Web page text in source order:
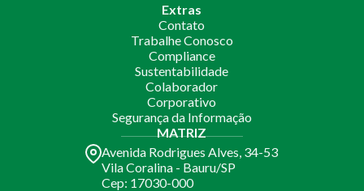
Extras
Contato
Trabalhe Conosco
Compliance
Sustentabilidade
Colaborador
Corporativo
Segurança da Informação
MATRIZ
Avenida Rodrigues Alves, 34-53
Vila Coralina - Bauru/SP
Cep: 17030-000